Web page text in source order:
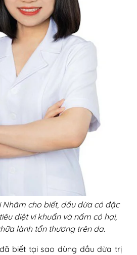
Nhâm cho biết, dầu dừa có đặc
diệt vi khuẩn và nấm có hại,
lành tổn thương trên da.
biết tại sao dùng dầu dừa trị